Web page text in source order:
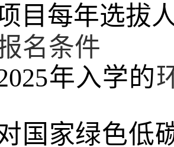
目 每年选拔
名条件
年入学的
国家绿色低